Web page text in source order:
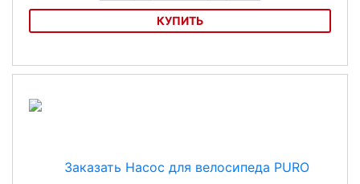
КУПИТЬ
Насос для велосипеда PURO Пластиковый